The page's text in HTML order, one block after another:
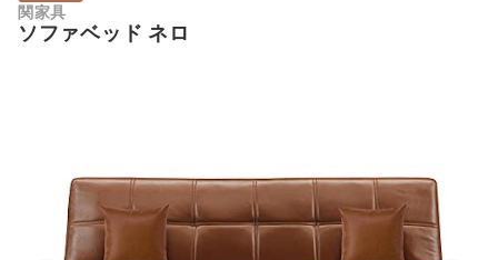
関家具
ソファベッド ネロ